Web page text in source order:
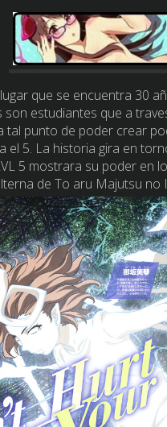
que se encuentra 30
son estudiantes que a
tal punto de poder crear
el 5. La historia gira en
5 mostrara su poder en
de To aru Majutsu